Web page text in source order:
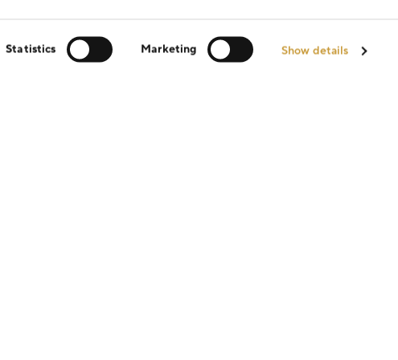
Statistics Marketing Show details